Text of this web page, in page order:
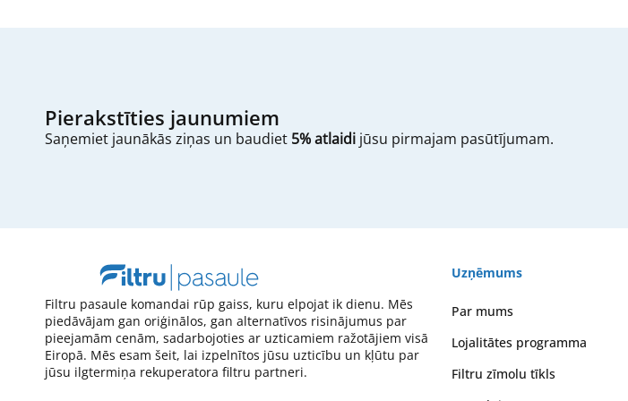
Pierakstīties jaunumiem
Saņemiet jaunākās ziņas un baudiet 5% atlaidi jūsu pirmajam pasūtījumam.
Filtru pasaule komandai rūp gaiss, kuru elpojat ik dienu. Mēs
piedāvājam gan oriģinālos, gan alternatīvos risinājumus par
pieejamām cenām, sadarbojoties ar uzticamiem ražotājiem visā
Eiropā. Mēs esam šeit, lai izpelnītos jūsu uzticību un kļūtu par
jūsu ilgtermiņa rekuperatora filtru partneri.
Uzņēmums
Par mums
Lojalitātes programma
Filtru zīmolu tīkls